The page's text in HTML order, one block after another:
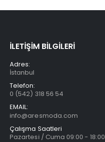
İLETİŞİM BİLGİLERİ
Adres:
İstanbul
Telefon:
0 (542) 318 56 54
EMAIL:
info@aresmoda.com
Çalışma Saatleri
Pazartesi / Cuma 09:00 - 18:00